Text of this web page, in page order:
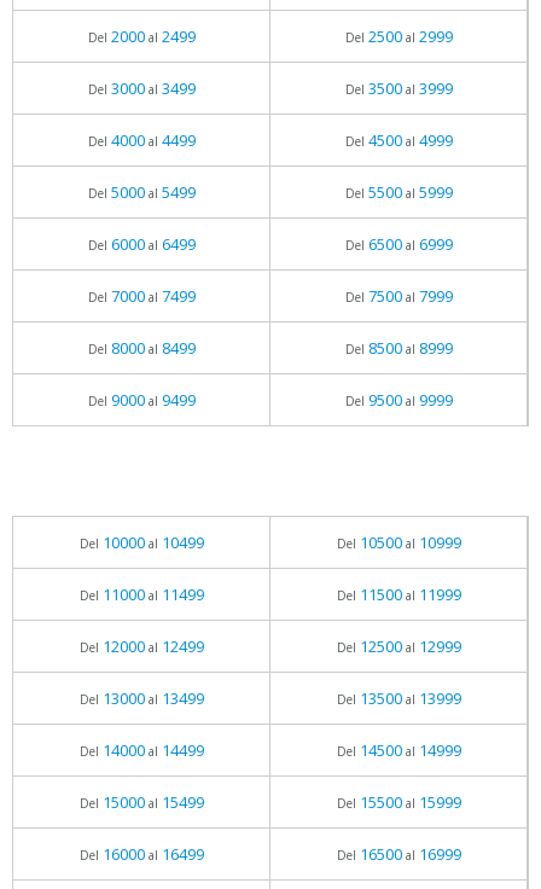
Del 2000al 2499 Del 2500al 2999
Del 3000al 3499 Del 3500al 3999
Del 4000al 4499 Del 4500al 4999
Del 5000al 5499 Del 5500al 5999
Del 6000al 6499 Del 6500al 6999
Del 7000al 7499 Del 7500al 7999
Del 8000al 8499 Del 8500al 8999
Del 9000al 9499 Del 9500al 9999
Del 10000al 10499 Del 10500al 10999
Del 11000al 11499 Del 11500al 11999
Del 12000al 12499 Del 12500al 12999
Del 13000al 13499 Del 13500al 13999
Del 14000al 14499 Del 14500al 14999
Del 15000al 15499 Del 15500al 15999
Del 16000al 16499 Del 16500al 16999